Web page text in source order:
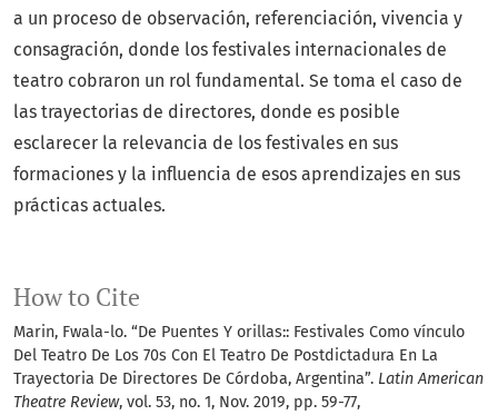
How to Cite
Marin, Fwala-lo. “De Puentes Y orillas:: Festivales Como vínculo
Del Teatro De Los 70s Con El Teatro De Postdictadura En La
Trayectoria De Directores De Córdoba, Argentina”. Latin American
Theatre Review, vol. 53, no. 1, Nov. 2019, pp. 59-77,
a un proceso de observación, referenciación, vivencia y
consagración, donde los festivales internacionales de
teatro cobraron un rol fundamental. Se toma el caso de
las trayectorias de directores, donde es posible
esclarecer la relevancia de los festivales en sus
formaciones y la influencia de esos aprendizajes en sus
prácticas actuales.